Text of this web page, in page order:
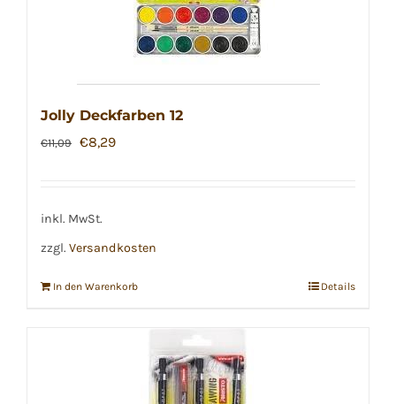
Jolly Deckfarben 12
€11,09 Ursprünglicher
€11,09
€8,29Aktueller
inkl. MwSt.
zzgl. Versandkosten
In den Warenkorb Details